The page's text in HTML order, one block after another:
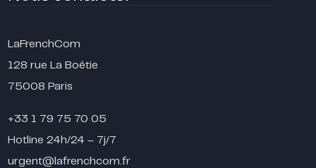
LaFrenchCom
128 rue La Boétie
75008 Paris
+33 1 79 75 70 05
Hotline 24h/24 – 7j/7
urgent@lafrenchcom.fr